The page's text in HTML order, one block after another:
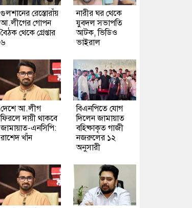
গুলশানের রেস্তোরাঁয়
আ.লীগের গোপন
বৈঠক থেকে গ্রেপ্তার
৬
নারীর ঘর থেকে
যুবদল সভাপতি
আটক, ভিডিও
ভাইরাল
দেশে আ.লীগ
ফিরলে দায়ী থাকবে
জামায়াত-এনসিপি:
রাশেদ খাঁন
বিএনপিতে যোগ
দিলেন জামায়াত
বহিষ্কাকৃত গাজী
নজরুলের ১২
অনুসারী